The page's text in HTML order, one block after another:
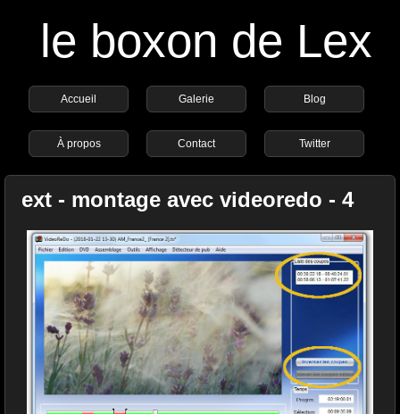
le boxon de Lex
Accueil Galerie Blog
À propos Contact Twitter
ext - montage avec videoredo - 4